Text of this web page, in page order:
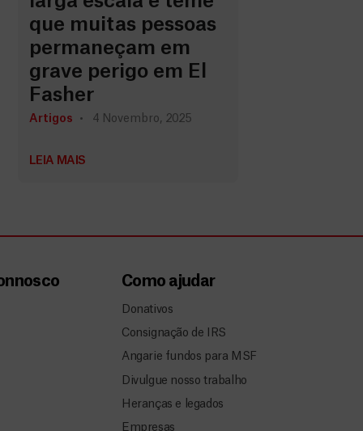
que muitas pessoas
permaneçam em
grave perigo em El
Fasher
Artigos 4 Novembro, 2025
LEIA MAIS
Como ajudar
Donativos
Consignação de IRS
Angarie fundos para MSF
Divulgue nosso trabalho
Heranças e legados
Empresas